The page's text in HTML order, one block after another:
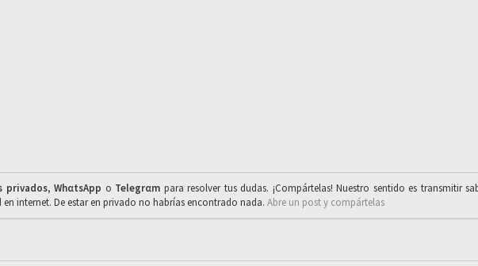
privados,WhαtsApp o Telegrαm para resolver tus dudas. ¡Compártelas! Nuestro sentido es transmitir
internet. De estar en privado no habrías encontrado nada. Abre un post y compártelas